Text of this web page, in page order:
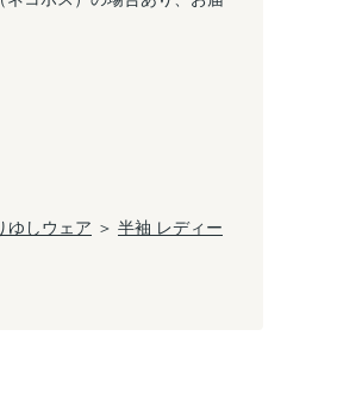
ゆしウェア ＞ 半袖 レディー